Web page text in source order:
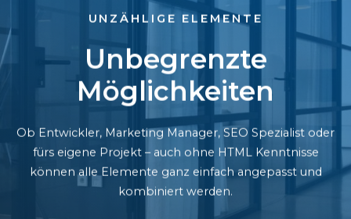
UNZÄHLIGE ELEMENTE
Unbegrenzte
Möglichkeiten
Ob Entwickler, Marketing Manager, SEO Spezialist oder
fürs eigene Projekt – auch ohne HTML Kenntnisse
können alle Elemente ganz einfach angepasst und
kombiniert werden.